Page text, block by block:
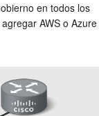
en todos los
AWS o Azure